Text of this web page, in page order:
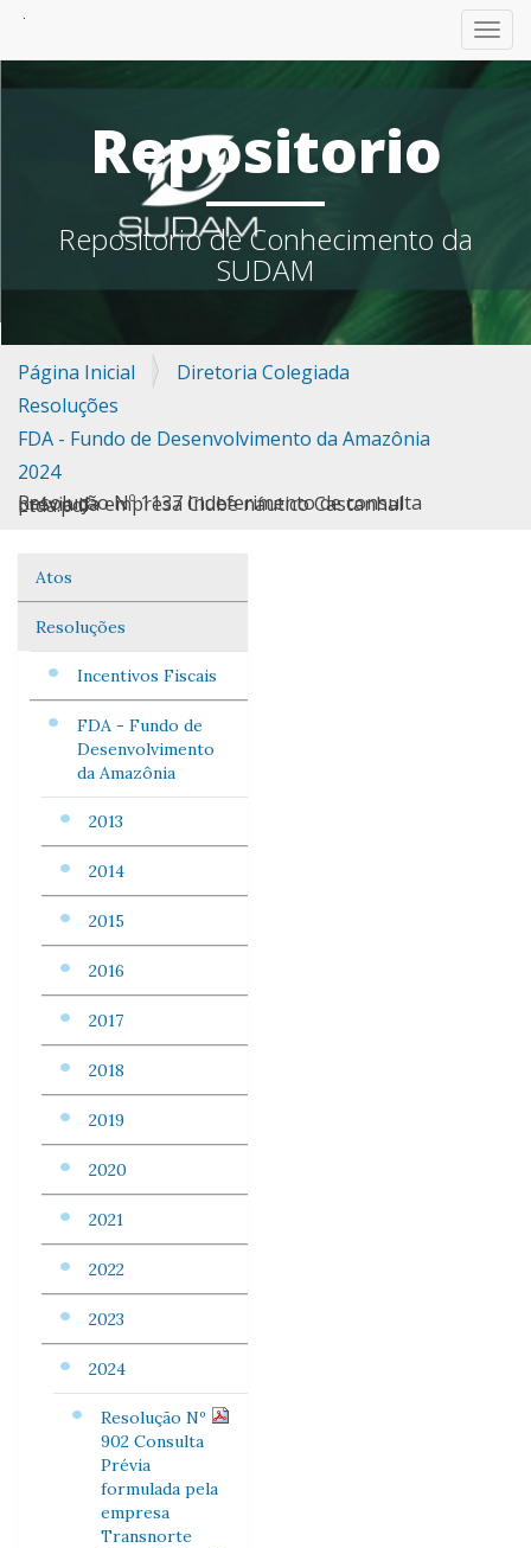
Repositorio
Repositorio de Conhecimento da
SUDAM
Página Inicial
Diretoria Colegiada
Resoluções
FDA - Fundo de Desenvolvimento da Amazônia
2024
Resolução Nº 1137 Indeferimento de consulta prévia da empresa Clube náutico Castanhal Ltda.pdf
Navegação
Atos
Resoluções
Incentivos Fiscais
FDA - Fundo de
Desenvolvimento
da Amazônia
2013
2014
2015
2016
2017
2018
2019
2020
2021
2022
2023
2024
Resolução Nº
902 Consulta
Prévia
formulada pela
empresa
Transnorte